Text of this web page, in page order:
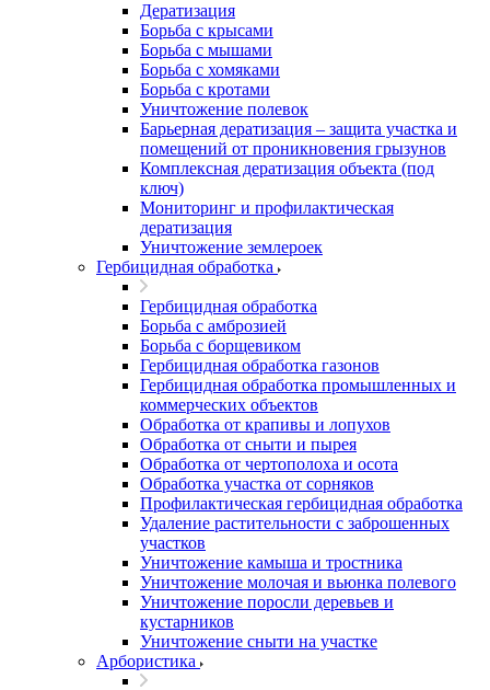
Дератизация
Борьба с крысами
Борьба с мышами
Борьба с хомяками
Борьба с кротами
Уничтожение полевок
Барьерная дератизация – защита участка и
помещений от проникновения грызунов
Комплексная дератизация объекта (под
ключ)
Мониторинг и профилактическая
дератизация
Уничтожение землероек
Гербицидная обработка
Гербицидная обработка
Борьба с амброзией
Борьба с борщевиком
Гербицидная обработка газонов
Гербицидная обработка промышленных и
коммерческих объектов
Обработка от крапивы и лопухов
Обработка от сныти и пырея
Обработка от чертополоха и осота
Обработка участка от сорняков
Профилактическая гербицидная обработка
Удаление растительности с заброшенных
участков
Уничтожение камыша и тростника
Уничтожение молочая и вьюнка полевого
Уничтожение поросли деревьев и
кустарников
Уничтожение сныти на участке
Арбористика